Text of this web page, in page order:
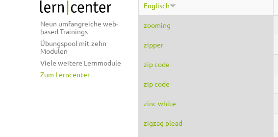
Neun umfangreiche web-
based Trainings
Übungspool mit zehn
Modulen
Viele weitere Lernmodule
Zum Lerncenter
Englisch
zooming
zipper
zip code
zip code
zinc white
zigzag plead